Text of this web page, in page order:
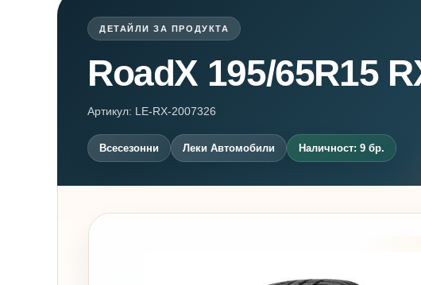
ДЕТАЙЛИ ЗА ПРОДУКТА
RoadX 195/65R15
Артикул: LE-RX-2007326
Всесезонни Леки Автомобили Наличност: 9 бр.